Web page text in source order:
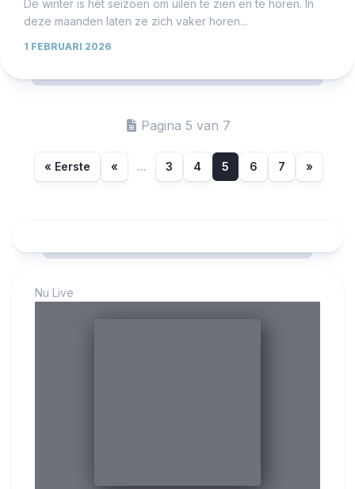
De winter is hét seizoen om uilen te zien en te horen. In
deze maanden laten ze zich vaker horen...
1 FEBRUARI 2026
Pagina 5 van 7
« Eerste « ... 3 4 5 6 7 »
Nu Live